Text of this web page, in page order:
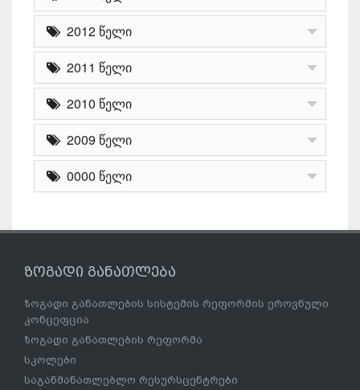
2012 წელი
2011 წელი
2010 წელი
2009 წელი
0000 წელი
ზოგადი განათლება
ზოგადი განათლების სისტემის რეფორმის ეროვნული
კონცეფცია
ზოგადი განათლების რეფორმა
სკოლები
საგანმანათლებლო რესურსცენტრები